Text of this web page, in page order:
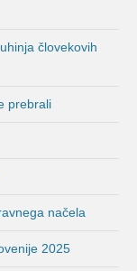
človekovih
prebrali
načela
2025